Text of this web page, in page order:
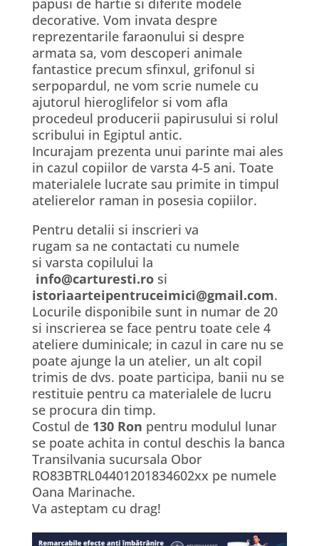
papusi de hartie si diferite modele
decorative. Vom invata despre
reprezentarile faraonului si despre
armata sa, vom descoperi animale
fantastice precum sfinxul, grifonul si
serpopardul, ne vom scrie numele cu
ajutorul hieroglifelor si vom afla
procedeul producerii papirusului si rolul
scribului in Egiptul antic.
Incurajam prezenta unui parinte mai ales
in cazul copiilor de varsta 4-5 ani. Toate
materialele lucrate sau primite in timpul
atelierelor raman in posesia copiilor.
Pentru detalii si inscrieri va
rugam sa ne contactati cu numele
si varsta copilului la
info@carturesti.rosi
istoriaarteipentruceimici@gmail.com.
Locurile disponibile sunt in numar de 20
si inscrierea se face pentru toate cele 4
ateliere duminicale; in cazul in care nu se
poate ajunge la un atelier, un alt copil
trimis de dvs. poate participa, banii nu se
restituie pentru ca materialele de lucru
se procura din timp.
Costul de 130 Ron pentru modulul lunar
se poate achita in contul deschis la banca
Transilvania sucursala Obor
RO83BTRL04401201834602xx pe numele
Oana Marinache.
Va asteptam cu drag!